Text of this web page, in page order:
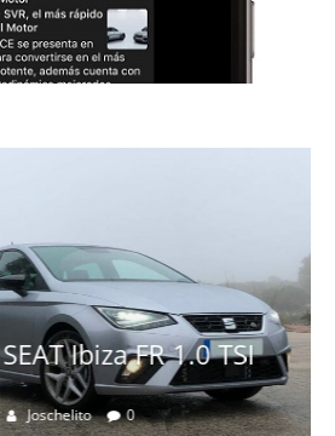
Ibiza FR 1.0 TSI
Joschelito 0